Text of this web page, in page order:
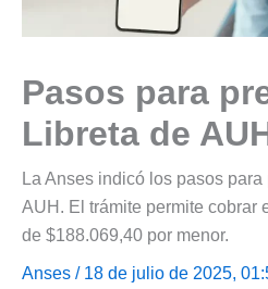
Pasos para
Libreta de
La Anses indicó los pasos
AUH. El trámite permite cobrar
de $188.069,40 por menor.
Anses / 18 de julio de 2025,